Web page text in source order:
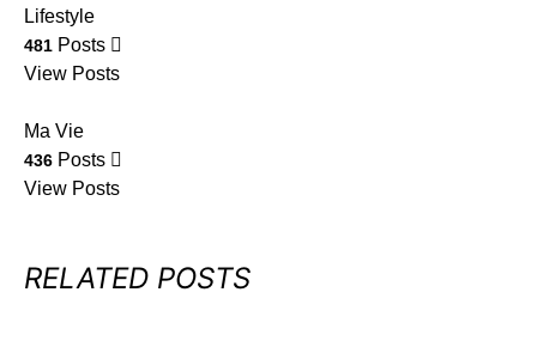
Lifestyle
481 Posts
View Posts
Ma Vie
436 Posts
View Posts
RELATED POSTS